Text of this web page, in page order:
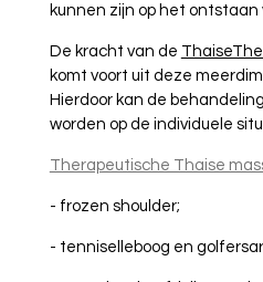
kunnen zijn op het ontstaan
De kracht van de
komt voort uit deze
Hierdoor kan de
worden op de individuele
Therapeutische Thaise
- frozen shoulder;
- tenniselleboog en